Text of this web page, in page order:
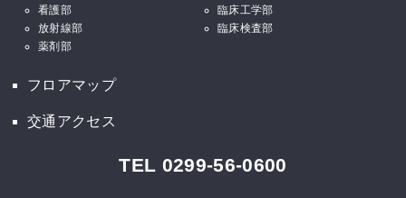
看護部
臨床工学部
放射線部
臨床検査部
薬剤部
フロアマップ
交通アクセス
TEL 0299-56-0600